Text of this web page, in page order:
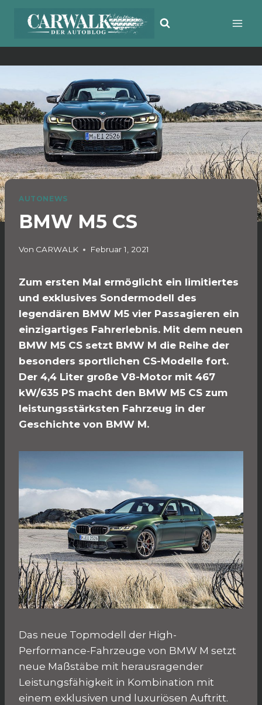
Inhalt
AUTONEWS
BMW M5 CS
Von CARWALK Februar 1, 2021
Zum ersten Mal ermöglicht ein limitiertes
und exklusives Sondermodell des
legendären BMW M5 vier Passagieren ein
einzigartiges Fahrerlebnis. Mit dem neuen
BMW M5 CS setzt BMW M die Reihe der
besonders sportlichen CS-Modelle fort.
Der 4,4 Liter große V8-Motor mit 467
kW/635 PS macht den BMW M5 CS zum
leistungsstärksten Fahrzeug in der
Geschichte von BMW M.
Das neue Topmodell der High-
Performance-Fahrzeuge von BMW M setzt
neue Maßstäbe mit herausragender
Leistungsfähigkeit in Kombination mit
einem exklusiven und luxuriösen Auftritt.